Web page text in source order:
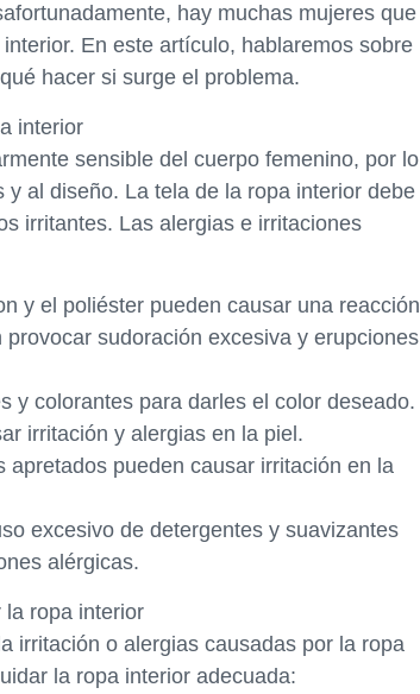
hay muchas mujeres que
En este artículo, hablaremos sobre
hacer si surge el problema.
interior
sensible del cuerpo femenino, por lo
al diseño. La tela de la ropa interior debe
irritantes. Las alergias e irritaciones
y el poliéster pueden causar una reacción
sudoración excesiva y erupciones
y colorantes para darles el color deseado.
irritación y alergias en la piel.
pueden causar irritación en la
excesivo de detergentes y suavizantes
alérgicas.
la ropa interior
irritación o alergias causadas por la ropa
la ropa interior adecuada: